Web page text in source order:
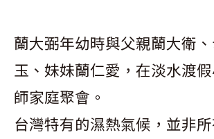
蘭大弼年幼時與父親蘭大衛
玉、妹妹蘭仁愛，在淡水渡
師家庭聚會。
台灣特有的濕熱氣候，並非